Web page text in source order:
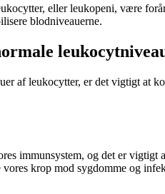
eller leukopeni, være
blodniveauerne.
af leukocytter, er det vigtigt at
immunsystem, og det er
krop mod sygdomme og